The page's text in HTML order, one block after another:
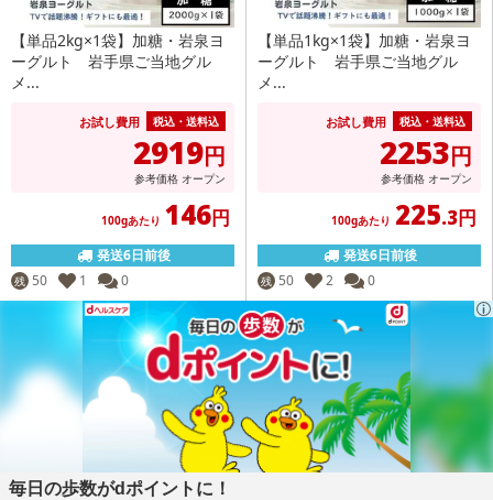
【単品2kg×1袋】加糖・岩泉ヨ
ーグルト 岩手県ご当地グル
メ...
お試し費用 税込・送料込
2919円
参考価格 オープン
100gあたり 146円
発送6日前後
残 50 1 0
【単品1kg×1袋】加糖・岩泉ヨ
ーグルト 岩手県ご当地グル
メ...
お試し費用 税込・送料込
2253円
参考価格 オープン
100gあたり 225.3円
発送6日前後
残 50 2 0
毎日の歩数がdポイントに！